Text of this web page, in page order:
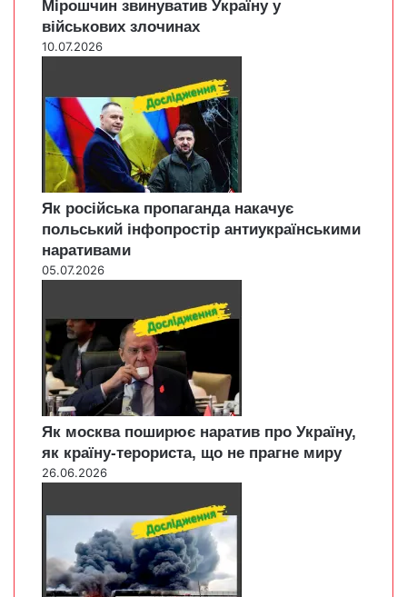
Мірошчин звинуватив Україну у
військових злочинах
10.07.2026
Як російська пропаганда накачує
польський інфопростір антиукраїнськими
наративами
05.07.2026
Як москва поширює наратив про Україну,
як країну-терориста, що не прагне миру
26.06.2026